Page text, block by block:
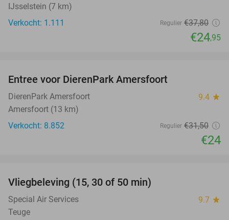
IJsselstein (7 km)
Verkocht: 1.111
Regulier €37,80
€24,95
Entree voor DierenPark Amersfoort
DierenPark Amersfoort 9.4 star
Amersfoort (13 km)
Verkocht: 8.852
Regulier €31,50
€24
Vliegbeleving (15, 30 of 50 min)
Special Air Services 9.7 star
Teuge